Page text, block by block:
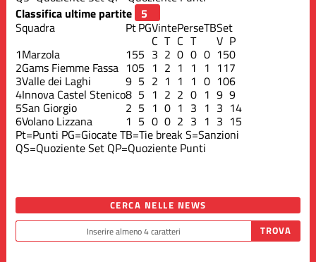
Classifica ultime partite
Squadra
PtPGVintePerseTBSet
C T C T V P
1Marzola 155 3 2 0 0 0 150
2Gams Fiemme Fassa 105 1 2 1 1 1 117
3Valle dei Laghi 9 5 2 1 1 1 0 106
4Innova Castel Stenico8 5 1 2 2 0 1 9 9
5San Giorgio 2 5 1 0 1 3 1 3 14
6Volano Lizzana 1 5 0 0 2 3 1 3 15
Pt=Punti PG=GiocateTB=Tie breakS=Sanzioni
QS=Quoziente Set QP=Quoziente Punti
CERCA NELLE NEWS